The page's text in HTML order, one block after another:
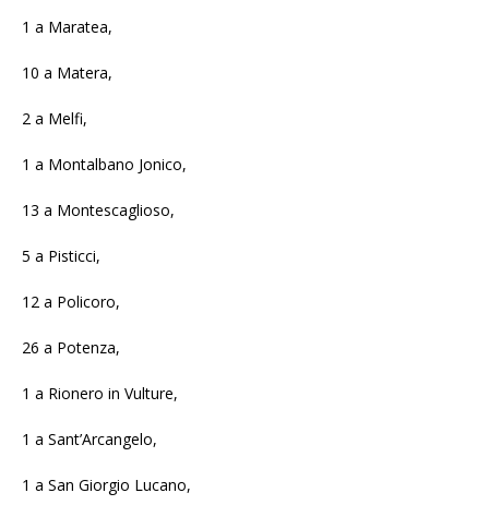
1 a Maratea,
10 a Matera,
2 a Melfi,
1 a Montalbano Jonico,
13 a Montescaglioso,
5 a Pisticci,
12 a Policoro,
26 a Potenza,
1 a Rionero in Vulture,
1 a Sant’Arcangelo,
1 a San Giorgio Lucano,